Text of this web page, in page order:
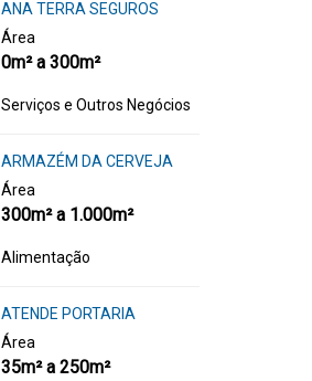
ANA TERRA SEGUROS
Área
0m² a 300m²
Serviços e Outros Negócios
ARMAZÉM DA CERVEJA
Área
300m² a 1.000m²
Alimentação
ATENDE PORTARIA
Área
35m² a 250m²